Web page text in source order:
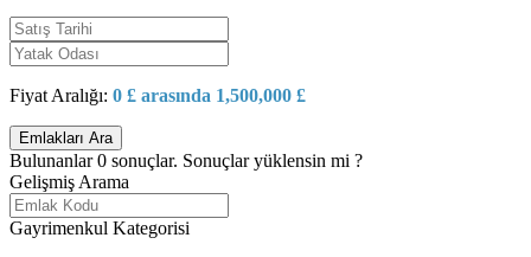
Fiyat Aralığı: 0 £ arasında 1,500,000 £
Bulunanlar0 sonuçlar. Sonuçlar yüklensin mi ?
Gelişmiş Arama
Gayrimenkul Kategorisi